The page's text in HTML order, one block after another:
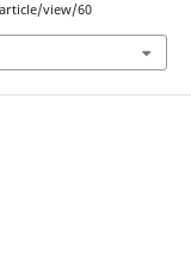
view/60